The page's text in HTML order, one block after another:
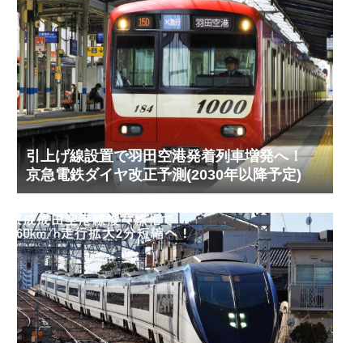
引上げ線設置で羽田空港発着列車増発へ！
京急電鉄ダイヤ改正予測(2030年以降予定)